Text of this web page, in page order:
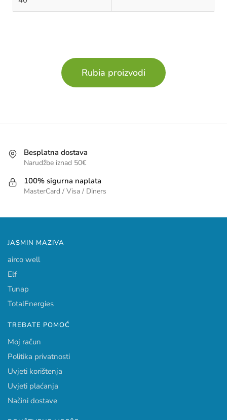
Rubia proizvodi
Besplatna dostava
Narudžbe iznad 50€
100% sigurna naplata
MasterCard / Visa / Diners
JASMIN MAZIVA
airco well
Elf
Tunap
TotalEnergies
TREBATE POMOĆ
Moj račun
Politika privatnosti
Uvjeti korištenja
Uvjeti plaćanja
Načini dostave